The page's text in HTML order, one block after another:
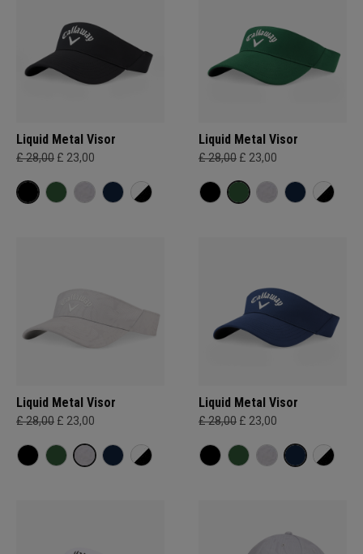
Liquid Metal Visor
£ 28,00 £ 23,00
Liquid Metal Visor
£ 28,00 £ 23,00
Liquid Metal Visor
£ 28,00 £ 23,00
Liquid Metal Visor
£ 28,00 £ 23,00